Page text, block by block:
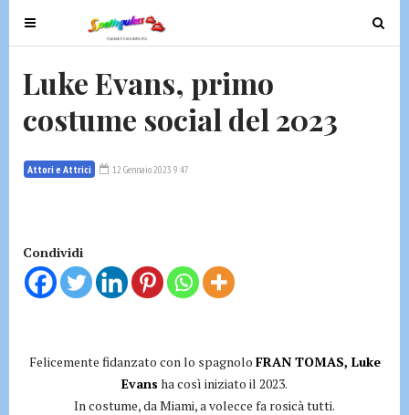
T
o
e
a
a
t
T
o
Luke Evans, primo
costume social del 2023
Attori e Attrici 12 Gennaio 2023 9:47
Condividi
Felicemente fidanzato con lo spagnolo FRAN TOMAS, Luke
Evans ha così iniziato il 2023.
In costume, da Miami, a volecce fa rosicà tutti.